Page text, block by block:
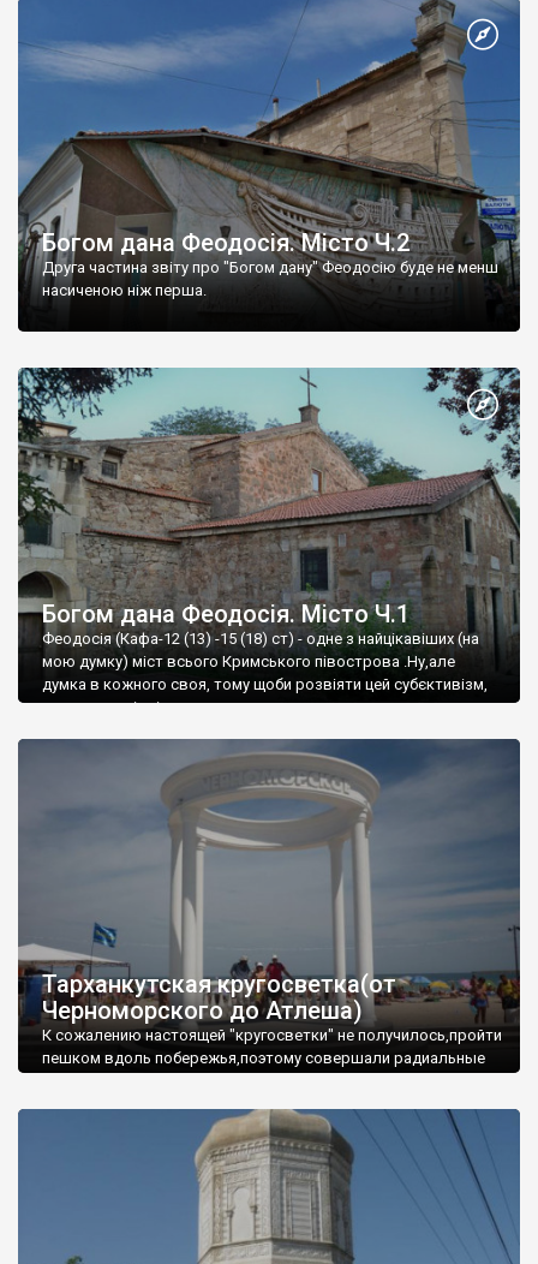
Богом дана Феодосія. Місто Ч.2
Друга частина звіту про "Богом дану" Феодосію буде не менш
насиченою ніж перша.
Богом дана Феодосія. Місто Ч.1
Феодосія (Кафа-12 (13) -15 (18) ст) - одне з найцікавіших (на
мою думку) міст всього Кримського півострова .Ну,але
думка в кожного своя, тому щоби розвіяти цей субєктивізм,
запрошую відвідати це
Тарханкутская кругосветка(от
Черноморского до Атлеша)
К сожалению настоящей "кругосветки" не получилось,пройти
пешком вдоль побережья,поэтому совершали радиальные